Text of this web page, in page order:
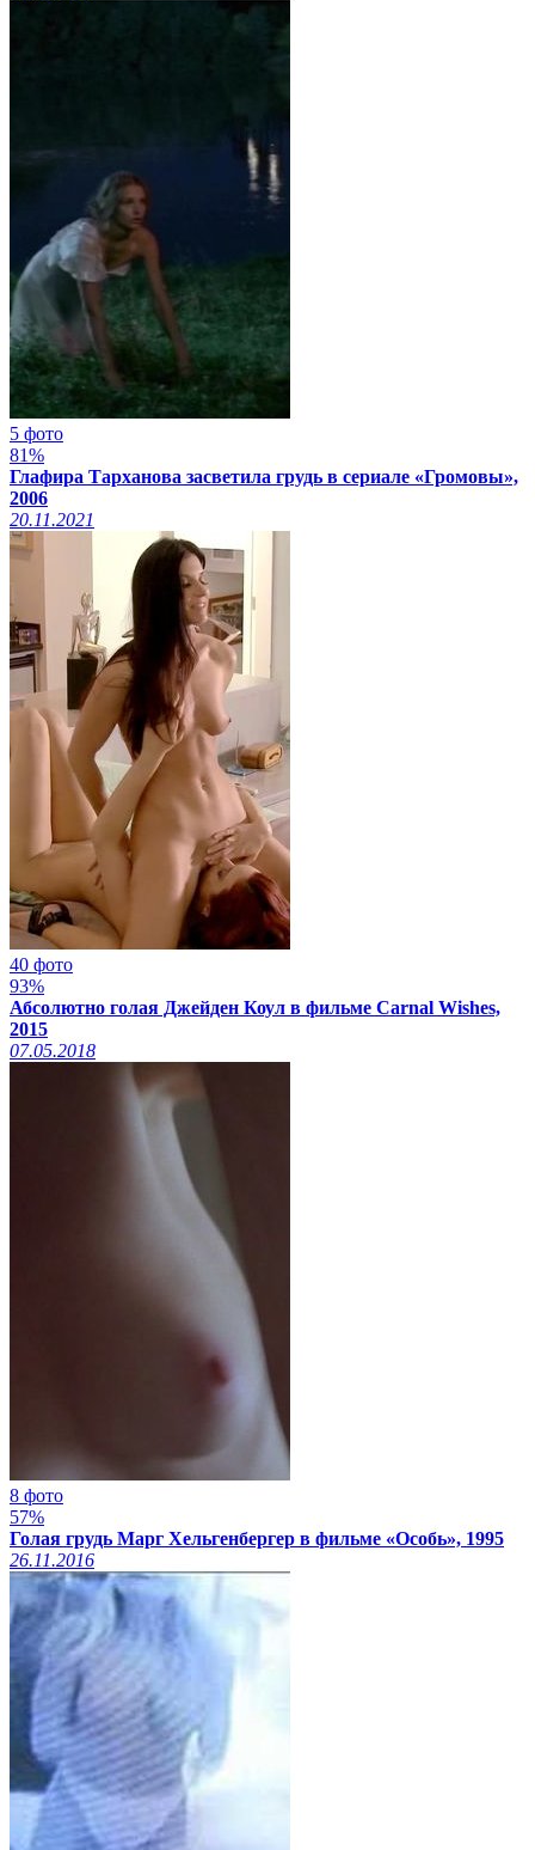
5 фото
81%
Глафира Тарханова засветила грудь в сериале «Громовы»,
2006
20.11.2021
40 фото
93%
Абсолютно голая Джейден Коул в фильме Carnal Wishes,
2015
07.05.2018
8 фото
57%
Голая грудь Марг Хельгенбергер в фильме «Особь», 1995
26.11.2016